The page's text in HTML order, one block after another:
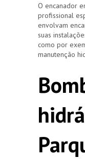
O encanador
profissional
envolvam
suas
como por
manutenção